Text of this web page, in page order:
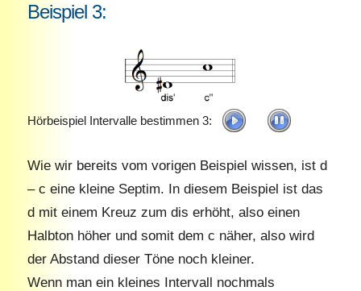
Beispiel 3:
Hörbeispiel Intervalle bestimmen 3:
Wie wir bereits vom vorigen Beispiel wissen, ist d
– c eine kleine Septim. In diesem Beispiel ist das
d mit einem Kreuz zum dis erhöht, also einen
Halbton höher und somit dem c näher, also wird
der Abstand dieser Töne noch kleiner.
Wenn man ein kleines Intervall nochmals